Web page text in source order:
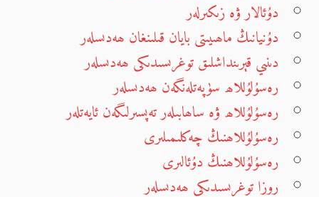
دۇئالار ۋە زىكىرلەر
دۇنيانىڭ ماھىيىتى بايان قىلىنغان ھەدىسلەر
دىنىي قېرىنداشلىق توغرىسىدىكى ھەدىسلەر
رەسۇلۇللاھ سۈپەتلەنگەن ھەدىسلەر
رەسۇلۇللاھ ۋە ساھابىلەر تەپسىرلىگەن ئايەتلەر
رەسۇلۇللاھنىڭ چەكلىمىلىرى
رەسۇلۇللاھنىڭ دۇئالىرى
روزا توغرىسىدىكى ھەدىسلەر